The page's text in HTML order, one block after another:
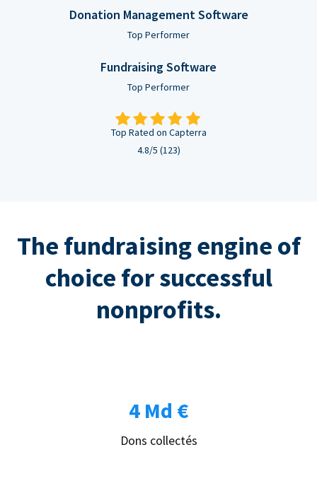
Donation Management Software
Top Performer
Fundraising Software
Top Performer
Top Rated on Capterra
4.8/5 (123)
The fundraising engine of
choice for successful
nonprofits.
4 Md €
Dons collectés